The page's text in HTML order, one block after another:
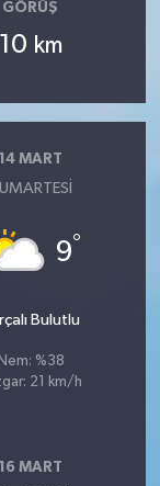
GÖRÜŞ
10 km
14 MART
9°
Bulutlu
Nem: %38
21 km/h
16 MART